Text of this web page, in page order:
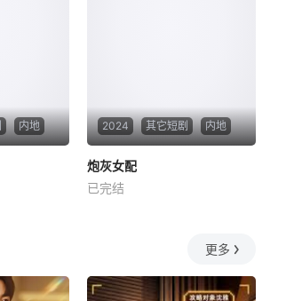
内地 2024 其它短剧 内地
炮灰女配
未知
炮灰女配
已完结
更多